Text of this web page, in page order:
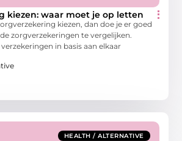
kiezen: waar moet je op letten
kiezen, dan doe je er goed
zorgverzekeringen te vergelijken.
in basis aan elkaar
HEALTH / ALTERNATIVE